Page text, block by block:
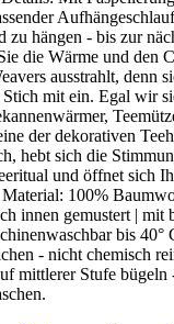
zu hängen - bis zur
die Wärme und den
ausstrahlt, denn
mit ein. Egal wir
der dekorativen
hebt sich die
und öffnet sich
100%
innen gemustert | mit
bis 40°
- nicht chemisch
mittlerer Stufe bügeln